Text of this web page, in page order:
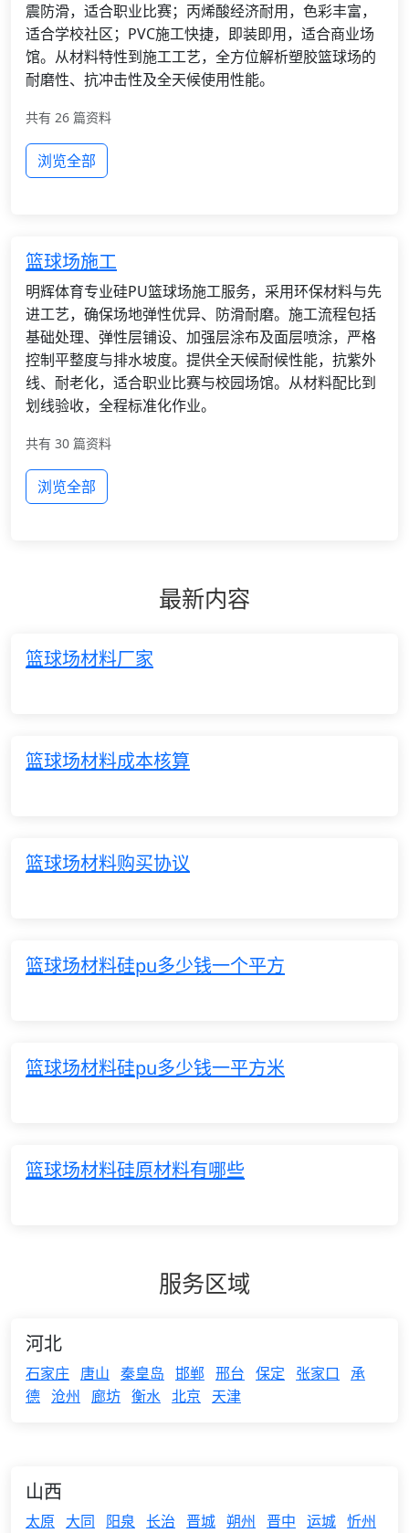
震防滑，适合职业比赛；丙烯酸经济耐用，色彩丰富，
适合学校社区；PVC施工快捷，即装即用，适合商业场
馆。从材料特性到施工工艺，全方位解析塑胶篮球场的
耐磨性、抗冲击性及全天候使用性能。
共有 26 篇资料
浏览全部
篮球场施工
明辉体育专业硅PU篮球场施工服务，采用环保材料与先
进工艺，确保场地弹性优异、防滑耐磨。施工流程包括
基础处理、弹性层铺设、加强层涂布及面层喷涂，严格
控制平整度与排水坡度。提供全天候耐候性能，抗紫外
线、耐老化，适合职业比赛与校园场馆。从材料配比到
划线验收，全程标准化作业。
共有 30 篇资料
浏览全部
最新内容
篮球场材料厂家
篮球场材料成本核算
篮球场材料购买协议
篮球场材料硅pu多少钱一个平方
篮球场材料硅pu多少钱一平方米
篮球场材料硅原材料有哪些
服务区域
河北
石家庄 唐山 秦皇岛 邯郸 邢台 保定 张家口
承
德 沧州 廊坊 衡水 北京 天津
山西
太原 大同 阳泉 长治 晋城 朔州 晋中 运城 忻州